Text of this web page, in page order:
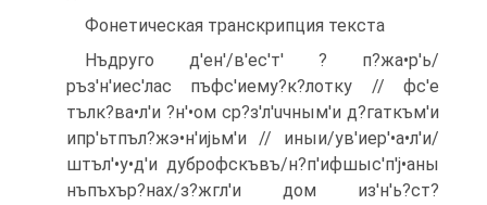
Фонетическая транскрипция текста
Нъдруго д'eн'/в'ес'т' ? п?жа•р'ь/
ръз'н'иес'лас пъфс'иему?к?лотку // фс'е
тълк?ва•л'и ?н'•ом ср?з'л'uчным'и д?гаткъм'и
ипр'ьтпъл?жэ•н'иjьм'и // иныи/ув'иер'•а•л'и/
штъл'•у•д'и дуброфскъвъ/н?п'ифшыс'п'j•аны
нъпъхър?нах/з?жгл'и дом из'н'ь?ст?